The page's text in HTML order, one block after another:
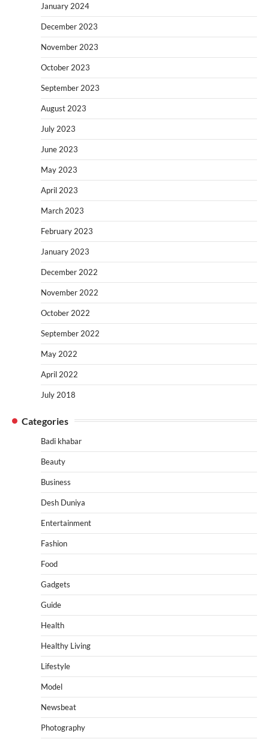
January 2024
December 2023
November 2023
October 2023
September 2023
August 2023
July 2023
June 2023
May 2023
April 2023
March 2023
February 2023
January 2023
December 2022
November 2022
October 2022
September 2022
May 2022
April 2022
July 2018
Categories
Badi khabar
Beauty
Business
Desh Duniya
Entertainment
Fashion
Food
Gadgets
Guide
Health
Healthy Living
Lifestyle
Model
Newsbeat
Photography